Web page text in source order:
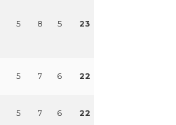
5 8 5 23
5 7 6 22
5 7 6 22